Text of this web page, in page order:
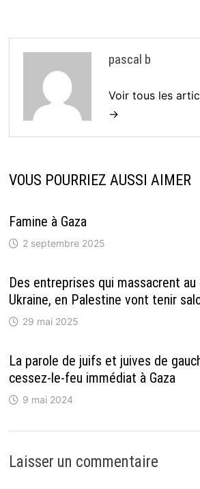
pascal b
Voir tous les
→
VOUS POURRIEZ AUSSI AIMER
Famine à Gaza
2 septembre 2025
Des entreprises qui massacrent au
Ukraine, en Palestine vont tenir
29 mai 2025
La parole de juifs et juives de
cessez-le-feu immédiat à Gaza
9 mai 2024
Laisser un commentaire